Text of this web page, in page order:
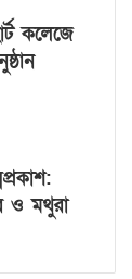
কলেজে
ও মথুরা